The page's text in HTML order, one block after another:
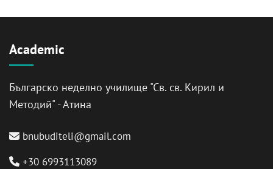
Academic
Българско неделно училище "Св. св. Кирил и
Методий" - Атина
bnubuditeli@gmail.com
+30 6993113089